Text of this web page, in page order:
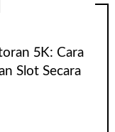
5K: Cara
Slot Secara